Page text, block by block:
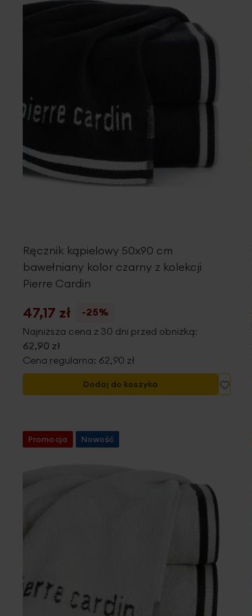
Ręcznik kąpielowy 50x90 cm
bawełniany kolor czarny z kolekcji
Pierre Cardin
47,17 zł
-25%
Najniższa cena z 30 dni przed obniżką:
62,90 zł
Cena regularna: 62,90 zł
Dodaj do koszyka
do
Promocja Nowość